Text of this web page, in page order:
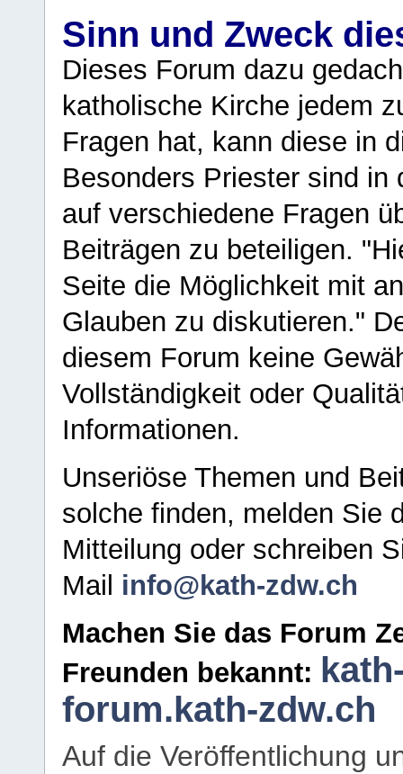
Sinn und Zweck
Dieses Forum dazu
katholische Kirche jedem
Fragen hat, kann diese in
Besonders Priester sind in
auf verschiedene Fragen
Beiträgen zu beteiligen.
Seite die Möglichkeit mit
Glauben zu diskutieren."
diesem Forum keine
Vollständigkeit oder
Informationen.
Unseriöse Themen und
solche finden, melden Sie
Mitteilung oder schreiben
Mail info@kath-zdw.ch
Machen Sie das Forum
Freunden bekannt:
forum.kath-zdw.ch
Auf die Veröffentlichung